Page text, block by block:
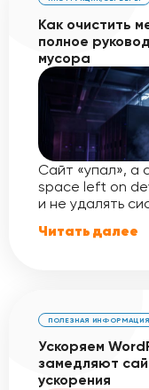
Как очистить
полное
мусора
Сайт «упал», а
space left on
и не удалять
Читать далее
ПОЛЕЗНАЯ ИНФОРМАЦИЯ
Ускоряем
замедляют
ускорения